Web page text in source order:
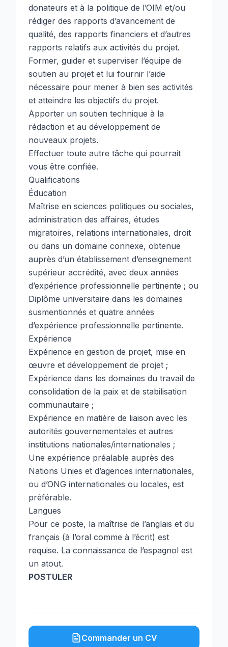
donateurs et à la politique de l’OIM et/ou
rédiger des rapports d’avancement de
qualité, des rapports financiers et d’autres
rapports relatifs aux activités du projet.
Former, guider et superviser l’équipe de
soutien au projet et lui fournir l’aide
nécessaire pour mener à bien ses activités
et atteindre les objectifs du projet.
Apporter un soutien technique à la
rédaction et au développement de
nouveaux projets.
Effectuer toute autre tâche qui pourrait
vous être confiée.
Qualifications
Éducation
Maîtrise en sciences politiques ou sociales,
administration des affaires, études
migratoires, relations internationales, droit
ou dans un domaine connexe, obtenue
auprès d’un établissement d’enseignement
supérieur accrédité, avec deux années
d’expérience professionnelle pertinente ; ou
Diplôme universitaire dans les domaines
susmentionnés et quatre années
d’expérience professionnelle pertinente.
Expérience
Expérience en gestion de projet, mise en
œuvre et développement de projet ;
Expérience dans les domaines du travail de
consolidation de la paix et de stabilisation
communautaire ;
Expérience en matière de liaison avec les
autorités gouvernementales et autres
institutions nationales/internationales ;
Une expérience préalable auprès des
Nations Unies et d’agences internationales,
ou d’ONG internationales ou locales, est
préférable.
Langues
Pour ce poste, la maîtrise de l’anglais et du
français (à l’oral comme à l’écrit) est
requise. La connaissance de l’espagnol est
un atout.
POSTULER
Commander un CV